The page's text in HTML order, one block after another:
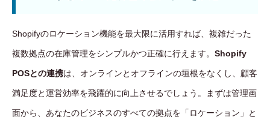
Shopifyのロケーション機能を最大限に活用すれば、複雑だった
複数拠点の在庫管理をシンプルかつ正確に行えます。 Shopify
POSとの連携は、オンラインとオフラインの垣根をなくし、顧客
満足度と運営効率を飛躍的に向上させるでしょう。まずは管理画
面から、あなたのビジネスのすべての拠点を「ロケーション」と